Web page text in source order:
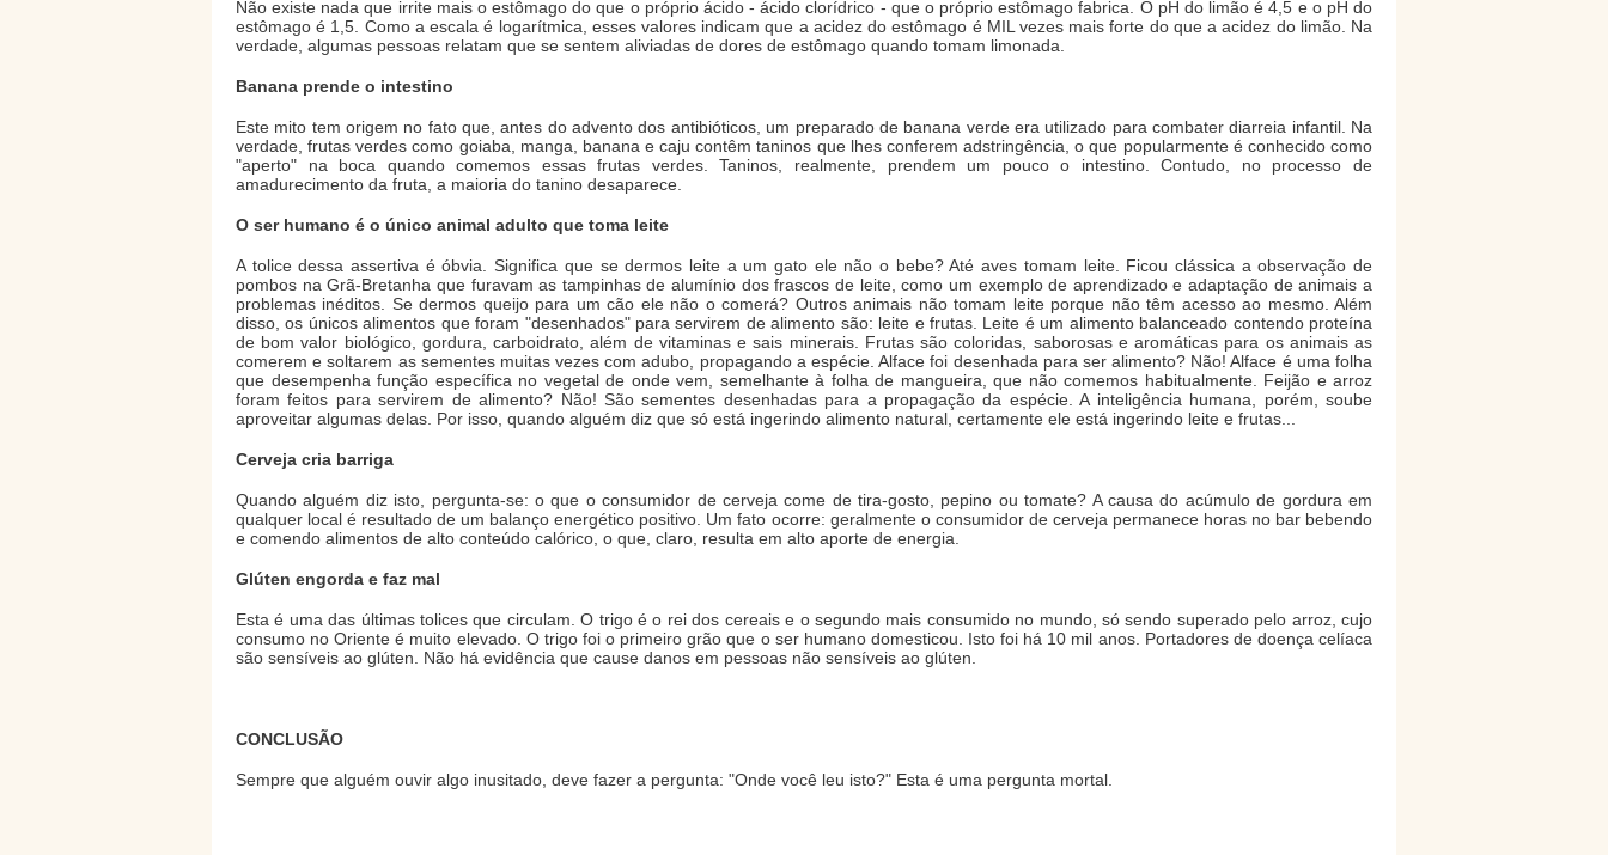
Não existe nada que irrite mais o estômago do que o próprio ácido - ácido clorídrico - que o próprio estômago fabrica. O pH do limão é 4,5 e o pH do
estômago é 1,5. Como a escala é logarítmica, esses valores indicam que a acidez do estômago é MIL vezes mais forte do que a acidez do limão. Na
verdade, algumas pessoas relatam que se sentem aliviadas de dores de estômago quando tomam limonada.
Banana prende o intestino
Este mito tem origem no fato que, antes do advento dos antibióticos, um preparado de banana verde era utilizado para combater diarreia infantil. Na
verdade, frutas verdes como goiaba, manga, banana e caju contêm taninos que lhes conferem adstringência, o que popularmente é conhecido como
"aperto" na boca quando comemos essas frutas verdes. Taninos, realmente, prendem um pouco o intestino. Contudo, no processo de
amadurecimento da fruta, a maioria do tanino desaparece.
O ser humano é o único animal adulto que toma leite
A tolice dessa assertiva é óbvia. Significa que se dermos leite a um gato ele não o bebe? Até aves tomam leite. Ficou clássica a observação de
pombos na Grã-Bretanha que furavam as tampinhas de alumínio dos frascos de leite, como um exemplo de aprendizado e adaptação de animais a
problemas inéditos. Se dermos queijo para um cão ele não o comerá? Outros animais não tomam leite porque não têm acesso ao mesmo. Além
disso, os únicos alimentos que foram "desenhados" para servirem de alimento são: leite e frutas. Leite é um alimento balanceado contendo proteína
de bom valor biológico, gordura, carboidrato, além de vitaminas e sais minerais. Frutas são coloridas, saborosas e aromáticas para os animais as
comerem e soltarem as sementes muitas vezes com adubo, propagando a espécie. Alface foi desenhada para ser alimento? Não! Alface é uma folha
que desempenha função específica no vegetal de onde vem, semelhante à folha de mangueira, que não comemos habitualmente. Feijão e arroz
foram feitos para servirem de alimento? Não! São sementes desenhadas para a propagação da espécie. A inteligência humana, porém, soube
aproveitar algumas delas. Por isso, quando alguém diz que só está ingerindo alimento natural, certamente ele está ingerindo leite e frutas...
Cerveja cria barriga
Quando alguém diz isto, pergunta-se: o que o consumidor de cerveja come de tira-gosto, pepino ou tomate? A causa do acúmulo de gordura em
qualquer local é resultado de um balanço energético positivo. Um fato ocorre: geralmente o consumidor de cerveja permanece horas no bar bebendo
e comendo alimentos de alto conteúdo calórico, o que, claro, resulta em alto aporte de energia.
Glúten engorda e faz mal
Esta é uma das últimas tolices que circulam. O trigo é o rei dos cereais e o segundo mais consumido no mundo, só sendo superado pelo arroz, cujo
consumo no Oriente é muito elevado. O trigo foi o primeiro grão que o ser humano domesticou. Isto foi há 10 mil anos. Portadores de doença celíaca
são sensíveis ao glúten. Não há evidência que cause danos em pessoas não sensíveis ao glúten.
CONCLUSÃO
Sempre que alguém ouvir algo inusitado, deve fazer a pergunta: "Onde você leu isto?" Esta é uma pergunta mortal.